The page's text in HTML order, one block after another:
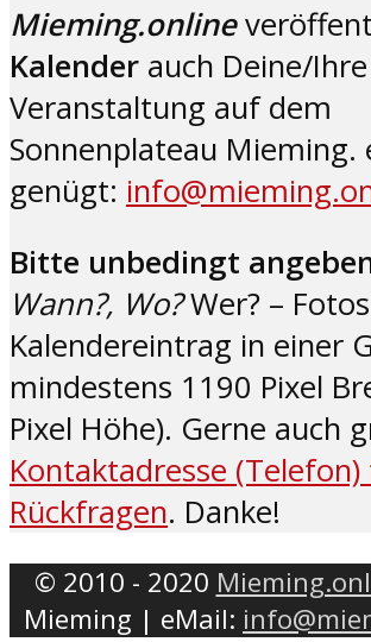
Mieming.online
Kalender auch Deine/Ihre
Veranstaltung auf dem
Sonnenplateau Mieming.
genügt:
Bitte unbedingt
Wann?, Wo?Wer? –
Kalendereintrag in einer
mindestens 1190 Pixel
Pixel Höhe). Gerne auch
Kontaktadresse
Rückfragen. Danke!
© 2010 - 2020
Mieming | eMail: